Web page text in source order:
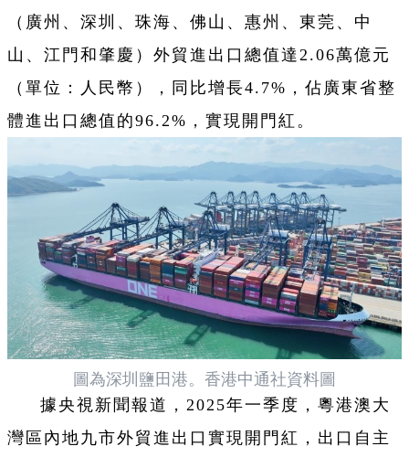
（廣州、深圳、珠海、佛山、惠州、東莞、中
山、江門和肇慶）外貿進出口總值達2.06萬億元
（單位：人民幣），同比增長4.7%，佔廣東省整
體進出口總值的96.2%，實現開門紅。
圖為深圳鹽田港。香港中通社資料圖
據央視新聞報道，2025年一季度，粵港澳大
灣區內地九市外貿進出口實現開門紅，出口自主